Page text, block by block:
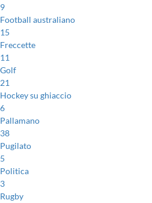
9
Football australiano
15
Freccette
11
Golf
21
Hockey su ghiaccio
6
Pallamano
38
Pugilato
5
Politica
3
Rugby